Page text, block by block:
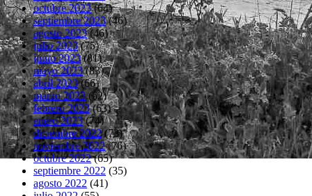
octubre 2023(64)
septiembre 2023(46)
agosto 2023(46)
julio 2023(75)
junio 2023(81)
mayo 2023(83)
abril 2023(66)
marzo 2023(62)
febrero 2023(63)
enero 2023(74)
diciembre 2022(73)
noviembre 2022(76)
octubre 2022(65)
septiembre 2022 (35)
agosto 2022 (41)